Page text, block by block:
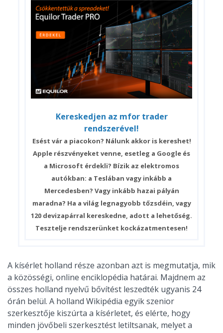
Kereskedjen az mfor trader
rendszerével!
Esést vár a piacokon? Nálunk akkor is kereshet!
Apple részvényeket venne, esetleg a Google és
a Microsoft érdekli? Bízik az elektromos
autókban: a Teslában vagy inkább a
Mercedesben? Vagy inkább hazai pályán
maradna? Ha a világ legnagyobb tőzsdéin, vagy
120 devizapárral kereskedne, adott a lehetőség.
Tesztelje rendszerünket kockázatmentesen!
A kísérlet holland része azonban azt is megmutatja, mik
a közösségi, online enciklopédia határai. Majdnem az
összes holland nyelvű bővítést leszedték ugyanis 24
órán belül. A holland Wikipédia egyik szenior
szerkesztője kiszúrta a kísérletet, és elérte, hogy
minden jövőbeli szerkesztést letiltsanak, melyet a